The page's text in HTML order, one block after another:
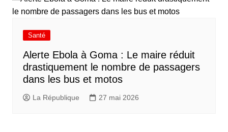
Santé
Alerte Ebola à Goma : Le maire réduit
drastiquement le nombre de passagers
dans les bus et motos
La République 27 mai 2026